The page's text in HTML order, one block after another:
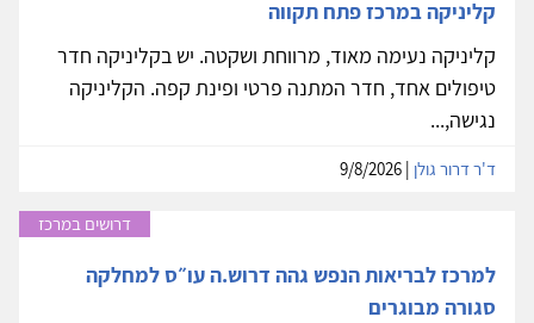
קליניקה במרכז פתח תקווה
קליניקה נעימה מאוד, מרווחת ושקטה. יש בקליניקה חדר
טיפולים אחד, חדר המתנה פרטי ופינת קפה. הקליניקה
נגישה,...
ד'ר דרור גולן
דרושים במרכז
למרכז לבריאות הנפש גהה דרוש.ה עו״ס למחלקה
סגורה מבוגרים